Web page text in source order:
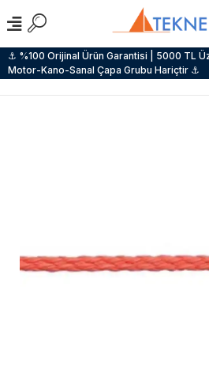
⚓ %100 Orijinal Ürün Garantisi | 5000 TL
Motor-Kano-Sanal Çapa Grubu Hariçtir ⚓